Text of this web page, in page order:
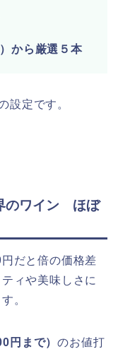
から厳選５本
設定です。
のワイン ほぼ
だと倍の価格差
ィや美味しさに
。
円まで）のお値打